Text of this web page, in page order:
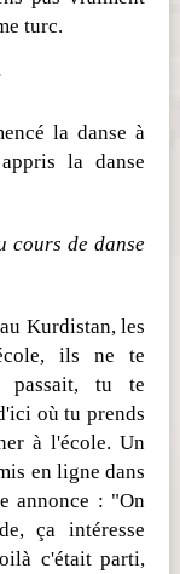
turc.
la danse à
la danse
cours de danse
Kurdistan, les
ils ne te
passait, tu te
où tu prends
à l'école. Un
en ligne dans
annonce : "On
ça intéresse
c'était parti,